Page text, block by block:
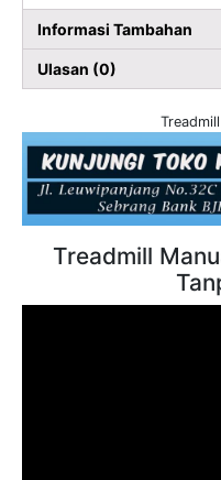
Informasi Tambahan
Ulasan (0)
Treadmill